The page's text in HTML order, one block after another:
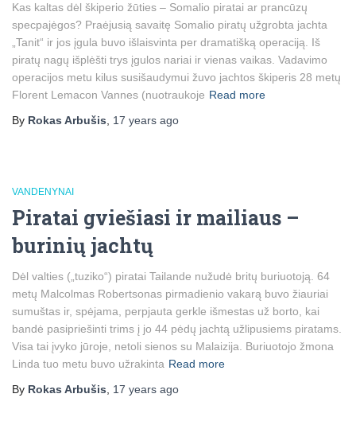
Kas kaltas dėl škiperio žūties – Somalio piratai ar prancūzų
specpajėgos? Praėjusią savaitę Somalio piratų užgrobta jachta
„Tanit“ ir jos įgula buvo išlaisvinta per dramatišką operaciją. Iš
piratų nagų išplėšti trys įgulos nariai ir vienas vaikas. Vadavimo
operacijos metu kilus susišaudymui žuvo jachtos škiperis 28 metų
Florent Lemacon Vannes (nuotraukoje Read more
By Rokas Arbušis 17 years ago
VANDENYNAI
Piratai gviešiasi ir mailiaus –
burinių jachtų
Dėl valties („tuziko“) piratai Tailande nužudė britų buriuotoją. 64
metų Malcolmas Robertsonas pirmadienio vakarą buvo žiauriai
sumuštas ir, spėjama, perpjauta gerkle išmestas už borto, kai
bandė pasipriešinti trims į jo 44 pėdų jachtą užlipusiems piratams.
Visa tai įvyko jūroje, netoli sienos su Malaizija. Buriuotojo žmona
Linda tuo metu buvo užrakinta Read more
By Rokas Arbušis 17 years ago